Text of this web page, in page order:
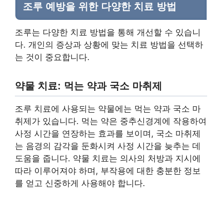
조루 예방을 위한 다양한 치료 방법
조루는 다양한 치료 방법을 통해 개선할 수 있습니
다. 개인의 증상과 상황에 맞는 치료 방법을 선택하
는 것이 중요합니다.
약물 치료: 먹는 약과 국소 마취제
조루 치료에 사용되는 약물에는 먹는 약과 국소 마
취제가 있습니다. 먹는 약은 중추신경계에 작용하여
사정 시간을 연장하는 효과를 보이며, 국소 마취제
는 음경의 감각을 둔화시켜 사정 시간을 늦추는 데
도움을 줍니다. 약물 치료는 의사의 처방과 지시에
따라 이루어져야 하며, 부작용에 대한 충분한 정보
를 얻고 신중하게 사용해야 합니다.